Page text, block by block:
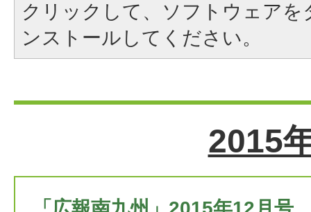
クリックして、ソフトウェア
ンストールしてください。
2015